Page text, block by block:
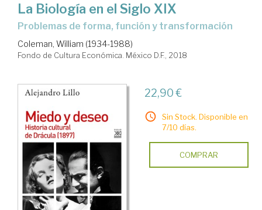
La Biología en el Siglo XIX
problemas de forma, función y transformación
Coleman, William (1934-1988)
Fondo de Cultura Económica. México D.F., 2018
22,90 €
Sin Stock. Disponible en
7/10 días.
COMPRAR